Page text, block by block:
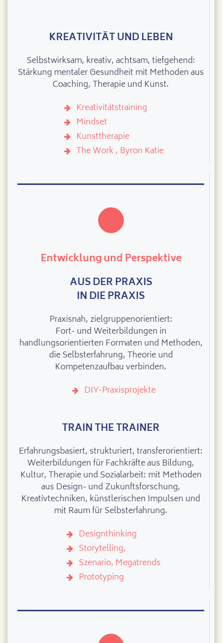
KREATIVITÄT UND LEBEN
Selbstwirksam, kreativ, achtsam, tiefgehend:
Stärkung mentaler Gesundheit mit Methoden aus
Coaching, Therapie und Kunst.
Kreativitätstraining
Mindset
Kunsttherapie
The Work , Byron Katie
Entwicklung und Perspektive
AUS DER PRAXIS
IN DIE PRAXIS
Praxisnah, zielgruppenorientiert:
Fort- und Weiterbildungen in
handlungsorientierten Formaten und Methoden,
die Selbsterfahrung, Theorie und
Kompetenzaufbau verbinden.
DIY-Praxisprojekte
TRAIN THE TRAINER
Erfahrungsbasiert, strukturiert, transferorientiert:
Weiterbildungen für Fachkräfte aus Bildung,
Kultur, Therapie und Sozialarbeit: mit Methoden
aus Design- und Zukunftsforschung,
Kreativtechniken, künstlerischen Impulsen und
mit Raum für Selbsterfahrung.
Designthinking
Storytelling,
Szenario, Megatrends
Prototyping